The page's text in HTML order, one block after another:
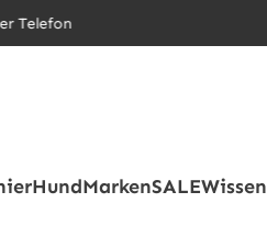
Telefon
HundMarkenSALEWissen